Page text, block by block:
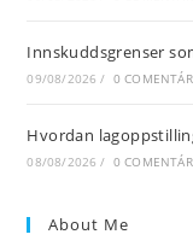
Innskuddsgrenser
09/08/2026 / 0
Hvordan
08/08/2026 / 0
About Me